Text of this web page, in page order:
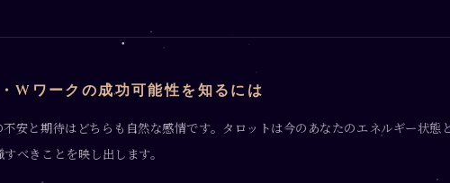
Wワークの成功可能性を知るには
安と期待はどちらも自然な感情です。タロットは今のあなたのエネルギー状態
べきことを映し出します。